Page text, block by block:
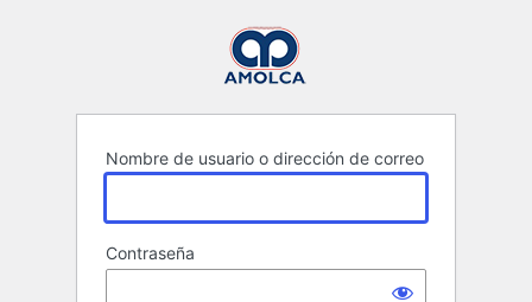
Nombre de usuario o dirección de correo
Contraseña